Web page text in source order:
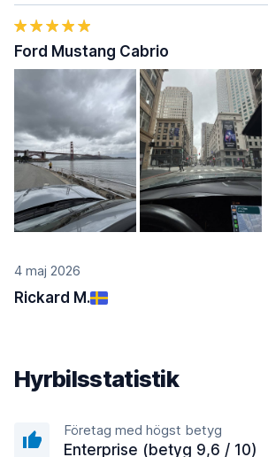
4 maj 2026
Rickard M.
Ford Mustang Cabrio
Hyrbilsstatistik
Företag med högst betyg
Enterprise (betyg 9,6 / 10)